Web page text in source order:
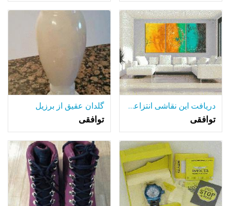
دریافت این نقاشی انتزاعی مدرن رنگارنگ برای خانه خوب خود را!
توافقی
گلدان عقیق از برزیل
توافقی